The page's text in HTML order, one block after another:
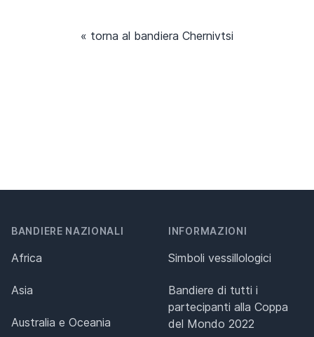
« torna al bandiera Chernivtsi
BANDIERE NAZIONALI
Africa
Asia
Australia e Oceania
INFORMAZIONI
Simboli vessillologici
Bandiere di tutti i
partecipanti alla Coppa
del Mondo 2022